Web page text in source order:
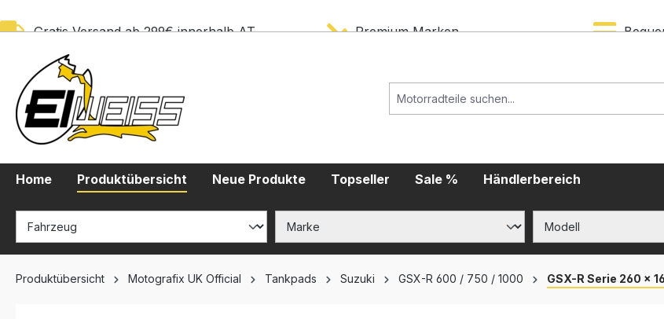
Gratis Versand ab 299€ innerhalb AT Premium Marken
Home Produktübersicht Neue Produkte Topseller Sale % Händlerbereich
Produktübersicht Motografix UK Official Tankpads Suzuki GSX-R 600 / 750 / 1000 GSX-R Serie 260 x